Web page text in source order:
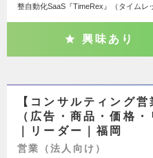
整自動化SaaS『TimeRex』（タイムレ
興味あり
【コンサルティング
（広告・商品・価格
｜リーダー｜福岡
営業（法人向け）